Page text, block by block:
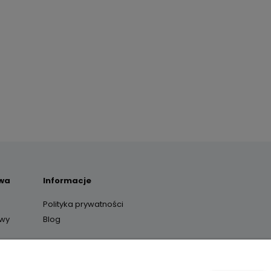
Informacje
Polityka prywatności
Blog